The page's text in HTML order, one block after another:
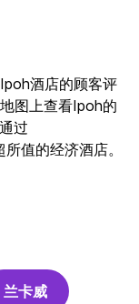
酒店的顾客评
图上查看Ipoh的
过
值的经济酒店。
兰卡威